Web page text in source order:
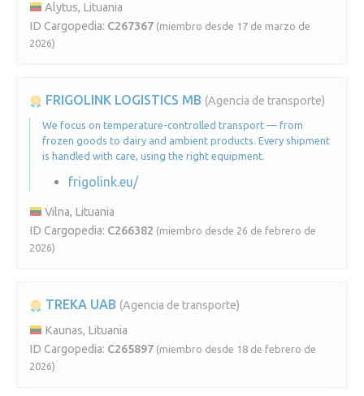
Alytus, Lituania
ID Cargopedia: C267367 (miembro desde 17 de marzo de
2026)
FRIGOLINK LOGISTICS MB (Agencia de transporte)
We focus on temperature-controlled transport — from
frozen goods to dairy and ambient products. Every shipment
is handled with care, using the right equipment.
frigolink.eu/
Vilna, Lituania
ID Cargopedia: C266382 (miembro desde 26 de febrero de
2026)
TREKA UAB (Agencia de transporte)
Kaunas, Lituania
ID Cargopedia: C265897 (miembro desde 18 de febrero de
2026)